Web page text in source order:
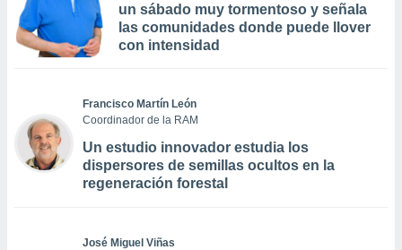
un sábado muy tormentoso y señala
las comunidades donde puede llover
con intensidad
Francisco Martín León
Coordinador de la RAM
Un estudio innovador estudia los
dispersores de semillas ocultos en la
regeneración forestal
José Miguel Viñas